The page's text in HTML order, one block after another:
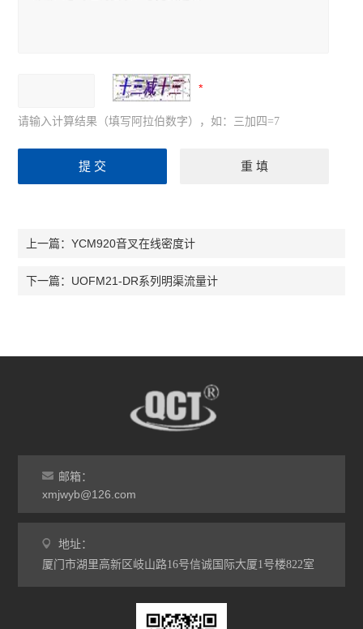
请输入计算结果（填写阿拉伯数字），如：三加四=7
上一篇：YCM920音叉在线密度计
下一篇： UOFM21-DR系列明渠流量计
邮箱：
xmjwyb@126.com
地址：
厦门市湖里高新区岐山路16号信诚国际大厦1号楼822室